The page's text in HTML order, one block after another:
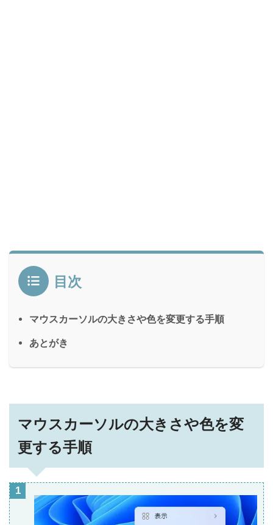
目次
マウスカーソルの大きさや色を変更する手順
あとがき
マウスカーソルの大きさや色を変
更する手順